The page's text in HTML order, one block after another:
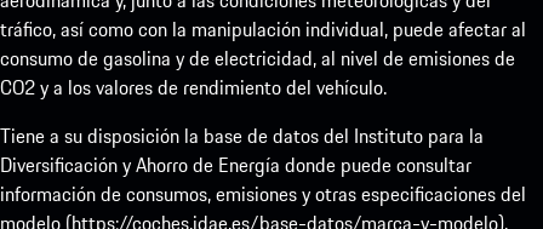
tráfico, así como con la manipulación individual, puede afectar al
consumo de gasolina y de electricidad, al nivel de emisiones de
CO2 y a los valores de rendimiento del vehículo.
Tiene a su disposición la base de datos del Instituto para la
Diversificación y Ahorro de Energía donde puede consultar
información de consumos, emisiones y otras especificaciones del
modelo (https://coches.idae.es/base-datos/marca-y-modelo).